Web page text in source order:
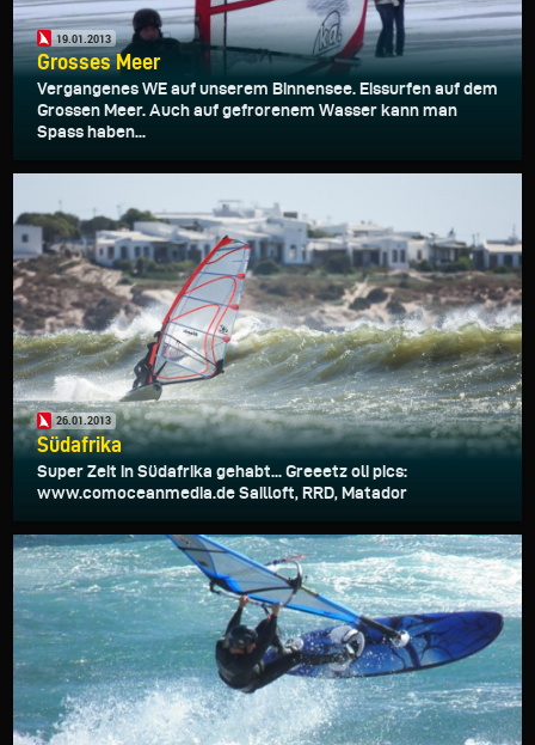
19.01.2013
Grosses Meer
Vergangenes WE auf unserem Binnensee. Eissurfen auf dem
Grossen Meer. Auch auf gefrorenem Wasser kann man
Spass haben...
26.01.2013
Südafrika
Super Zeit in Südafrika gehabt... Greeetz oli pics:
www.comoceanmedia.de Sailloft, RRD, Matador